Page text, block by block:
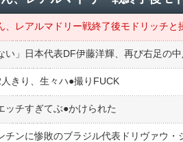
、レアルマドリー戦終了後モドリッチと
きり、生々ハ●︎撮りFUCK
ッチすぎてぶ●︎かけられた
チンに惨敗のブラジル代表ドリヴァウ